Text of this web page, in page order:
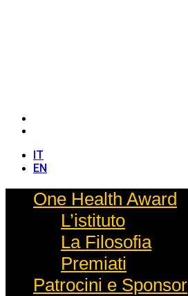
IT
EN
One Health Award
L’istituto
La Filosofia
Premiati
Patrocini e Sponsor